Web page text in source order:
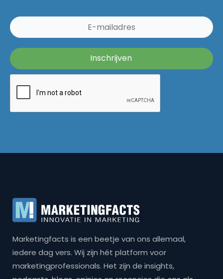
Marketingfacts is een beetje van ons allemaal,
iedere dag vers. Wij zijn hét platform voor
marketingprofessionals. Het zijn de insights,